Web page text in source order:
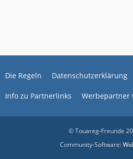
Die Regeln Datenschutzerklärung
Info zu Partnerlinks Werbepartner
© Touareg-Freunde
Community-Software: